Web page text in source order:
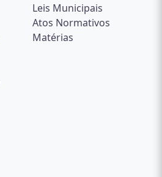
Leis Municipais
Atos Normativos
Matérias